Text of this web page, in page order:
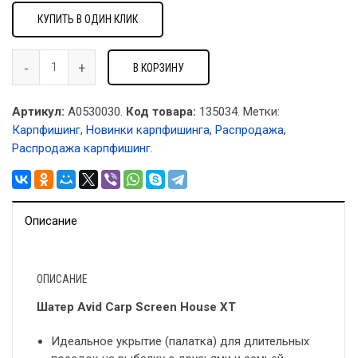
КУПИТЬ В ОДИН КЛИК
В КОРЗИНУ
Артикул: A0530030. Код товара: 135034. Метки:
Карпфишинг, Новинки карпфишинга, Распродажа,
Распродажа карпфишинг.
Описание
ОПИСАНИЕ
Шатер Avid Carp Screen House XT
Идеальное укрытие (палатка) для длительных